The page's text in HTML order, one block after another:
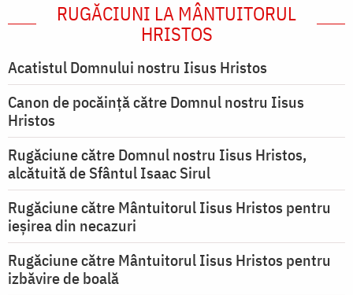
RUGĂCIUNI LA MÂNTUITORUL
HRISTOS
Acatistul Domnului nostru Iisus Hristos
Canon de pocăință către Domnul nostru Iisus
Hristos
Rugăciune către Domnul nostru Iisus Hristos,
alcătuită de Sfântul Isaac Sirul
Rugăciune către Mântuitorul Iisus Hristos pentru
ieşirea din necazuri
Rugăciune către Mântuitorul Iisus Hristos pentru
izbăvire de boală